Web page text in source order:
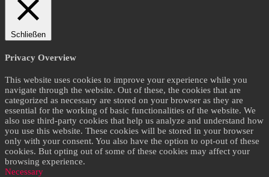
Schließen
Privacy Overview
This website uses cookies to improve your experience while you
navigate through the website. Out of these, the cookies that are
categorized as necessary are stored on your browser as they are
essential for the working of basic functionalities of the website. We
also use third-party cookies that help us analyze and understand how
you use this website. These cookies will be stored in your browser
only with your consent. You also have the option to opt-out of these
cookies. But opting out of some of these cookies may affect your
browsing experience.
Necessary